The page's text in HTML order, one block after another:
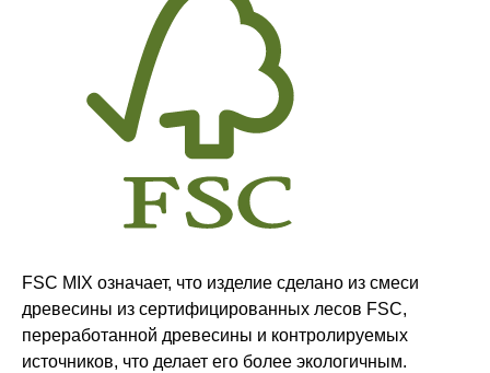
FSC MIX означает, что изделие сделано из смеси
древесины из сертифицированных лесов FSC,
переработанной древесины и контролируемых
источников, что делает его более экологичным.
Оставайтесь в курсе новостей и
узнавайте первыми о наших
новинках
О нас
Договор-оферта
Политика конфиденциальности